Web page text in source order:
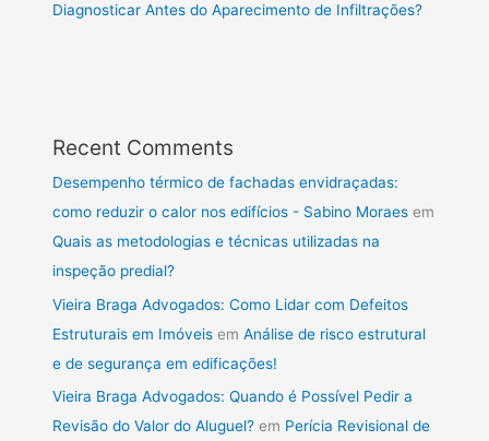
Diagnosticar Antes do Aparecimento de Infiltrações?
Recent Comments
Desempenho térmico de fachadas envidraçadas:
como reduzir o calor nos edifícios - Sabino Moraes em
Quais as metodologias e técnicas utilizadas na
inspeção predial?
Vieira Braga Advogados: Como Lidar com Defeitos
Estruturais em Imóveis emAnálise de risco estrutural
e de segurança em edificações!
Vieira Braga Advogados: Quando é Possível Pedir a
Revisão do Valor do Aluguel? em Perícia Revisional de